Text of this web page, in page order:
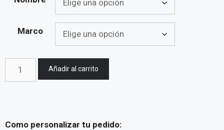
Marco
Añadir al carrito
Como personalizar tu pedido: